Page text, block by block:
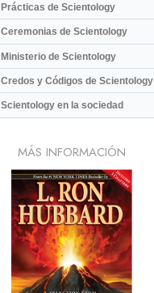
Prácticas de Scientology
Ceremonias de Scientology
Ministerio de Scientology
Credos y Códigos de Scientology
Scientology en la sociedad
MÁS INFORMACIÓN